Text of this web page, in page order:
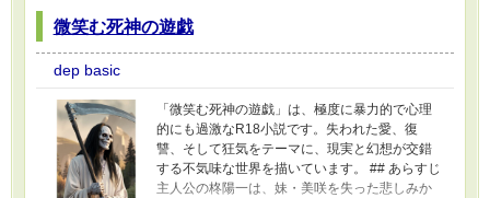
微笑む死神の遊戯
dep basic
「微笑む死神の遊戯」は、極度に暴力的で心理
的にも過激なR18小説です。失われた愛、復
讐、そして狂気をテーマに、現実と幻想が交錯
する不気味な世界を描いています。 ## あらすじ
主人公の柊陽一は、妹・美咲を失った悲しみか